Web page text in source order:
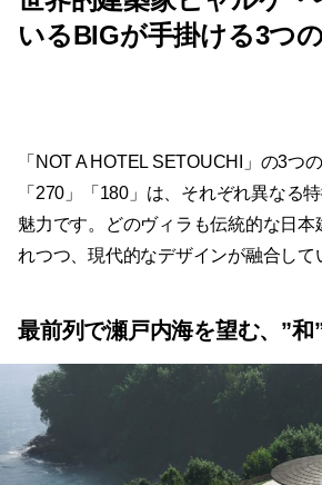
いるBIGが手掛ける3つ
「NOT A HOTEL SETOUCHI」の3つ
「270」「180」は、それぞれ異なる
魅力です。どのヴィラも伝統的な日本
れつつ、現代的なデザインが融合して
最前列で瀬戸内海を望む、”和